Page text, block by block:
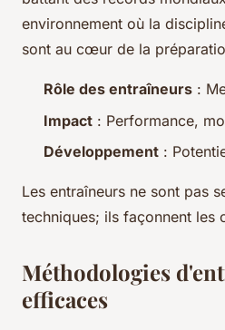
environnement où la
sont au cœur de la
Rôle des entraîneurs :
Impact : Performance,
Développement :
Les entraîneurs ne sont pas
techniques; ils façonnent les
Méthodologies
efficaces